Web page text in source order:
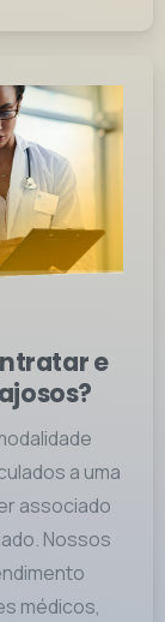
e
a uma
associado
Nossos
médicos,